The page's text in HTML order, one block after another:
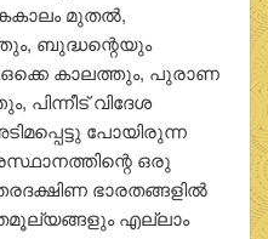
മുതല്‍,
ബുദ്ധന്റെയും
ഒക്കെ കാലത്തും, പുരാണ
വിദേശ
പോയിരുന്ന
ഒരു
ഭാരതങ്ങളില്‍
എല്ലാം